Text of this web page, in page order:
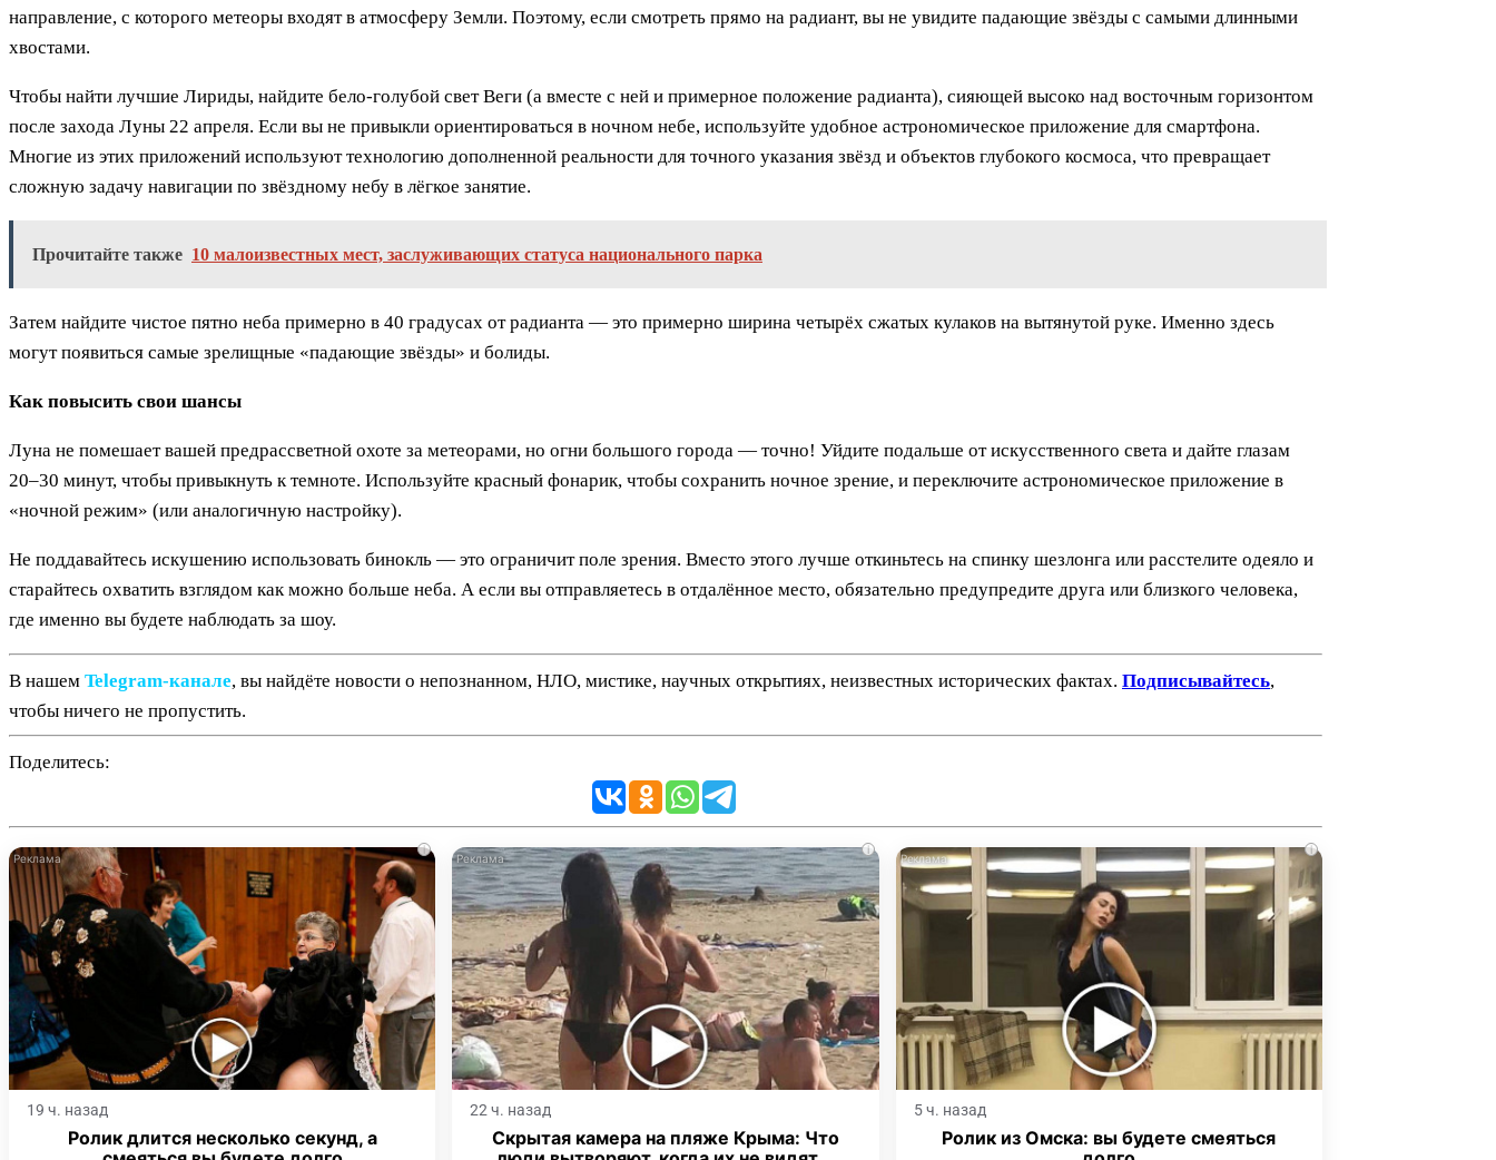
направление, с которого метеоры входят в атмосферу Земли. Поэтому, если смотреть прямо на радиант, вы не увидите падающие звёзды с самыми длинными
хвостами.
Чтобы найти лучшие Лириды, найдите бело-голубой свет Веги (а вместе с ней и примерное положение радианта), сияющей высоко над восточным горизонтом
после захода Луны 22 апреля. Если вы не привыкли ориентироваться в ночном небе, используйте удобное астрономическое приложение для смартфона.
Многие из этих приложений используют технологию дополненной реальности для точного указания звёзд и объектов глубокого космоса, что превращает
сложную задачу навигации по звёздному небу в лёгкое занятие.
Прочитайте также 10 малоизвестных мест, заслуживающих статуса национального парка
Затем найдите чистое пятно неба примерно в 40 градусах от радианта — это примерно ширина четырёх сжатых кулаков на вытянутой руке. Именно здесь
могут появиться самые зрелищные «падающие звёзды» и болиды.
Как повысить свои шансы
Луна не помешает вашей предрассветной охоте за метеорами, но огни большого города — точно! Уйдите подальше от искусственного света и дайте глазам
20–30 минут, чтобы привыкнуть к темноте. Используйте красный фонарик, чтобы сохранить ночное зрение, и переключите астрономическое приложение в
«ночной режим» (или аналогичную настройку).
Не поддавайтесь искушению использовать бинокль — это ограничит поле зрения. Вместо этого лучше откиньтесь на спинку шезлонга или расстелите одеяло и
старайтесь охватить взглядом как можно больше неба. А если вы отправляетесь в отдалённое место, обязательно предупредите друга или близкого человека,
где именно вы будете наблюдать за шоу.
В нашем Telegram‑канале, вы найдёте новости о непознанном, НЛО, мистике, научных открытиях, неизвестных исторических фактах. Подписывайтесь,
чтобы ничего не пропустить.
Поделитесь:
i
19 ч. назад
Ролик длится несколько секунд, а
i
22 ч. назад
Скрытая камера на пляже Крыма: Что
i
5 ч. назад
Ролик из Омска: вы будете смеяться